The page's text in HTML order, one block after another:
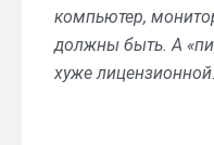
компьютер,
должны быть. А
хуже лицензионной.